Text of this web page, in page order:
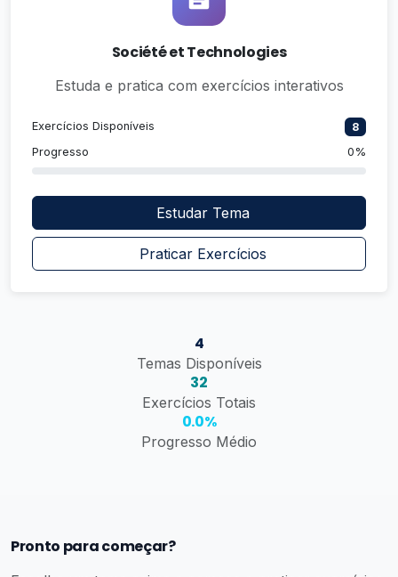
Société et Technologies
Estuda e pratica com exercícios interativos
Exercícios Disponíveis
8
Progresso
0%
Estudar Tema
Praticar Exercícios
4
Temas Disponíveis
32
Exercícios Totais
0.0%
Progresso Médio
Pronto para começar?